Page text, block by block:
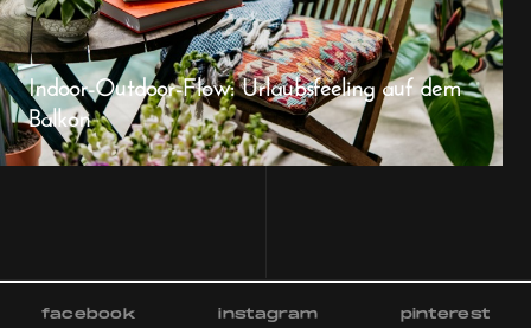
Indoor-Outdoor-Flow: Urlaubsfeeling auf dem
Balkon
facebook instagram pinterest